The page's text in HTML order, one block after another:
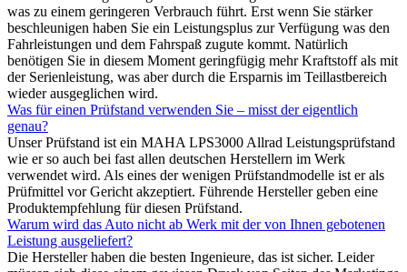
was zu einem geringeren Verbrauch führt. Erst wenn Sie stärker
beschleunigen haben Sie ein Leistungsplus zur Verfügung was den
Fahrleistungen und dem Fahrspaß zugute kommt. Natürlich
benötigen Sie in diesem Moment geringfügig mehr Kraftstoff als mit
der Serienleistung, was aber durch die Ersparnis im Teillastbereich
wieder ausgeglichen wird.
Was für einen Prüfstand verwenden Sie – misst der eigentlich
genau?
Unser Prüfstand ist ein MAHA LPS3000 Allrad Leistungsprüfstand
wie er so auch bei fast allen deutschen Herstellern im Werk
verwendet wird. Als eines der wenigen Prüfstandmodelle ist er als
Prüfmittel vor Gericht akzeptiert. Führende Hersteller geben eine
Produktempfehlung für diesen Prüfstand.
Warum wird das Auto nicht ab Werk mit der von Ihnen gebotenen
Leistung ausgeliefert?
Die Hersteller haben die besten Ingenieure, das ist sicher. Leider